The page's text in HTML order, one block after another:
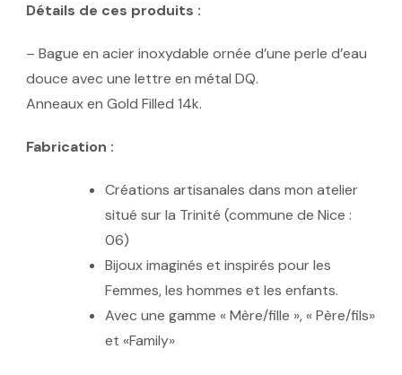
Détails de ces produits :
– Bague en acier inoxydable ornée d’une perle d’eau
douce avec une lettre en métal DQ.
Anneaux en Gold Filled 14k.
Fabrication :
Créations artisanales dans mon atelier
situé sur la Trinité (commune de Nice :
06)
Bijoux imaginés et inspirés pour les
Femmes, les hommes et les enfants.
Avec une gamme « Mère/fille », « Père/fils»
et «Family»